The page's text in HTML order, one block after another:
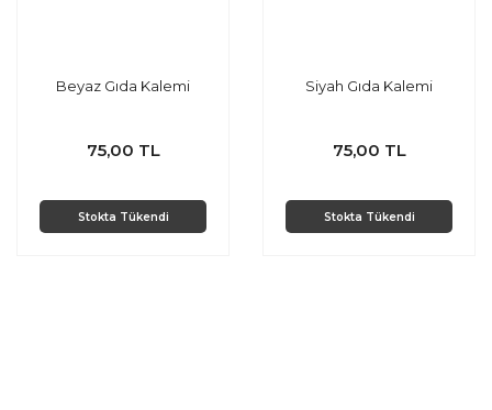
Beyaz Gıda Kalemi
75,00 TL
Stokta Tükendi
Siyah Gıda Kalemi
75,00 TL
Stokta Tükendi